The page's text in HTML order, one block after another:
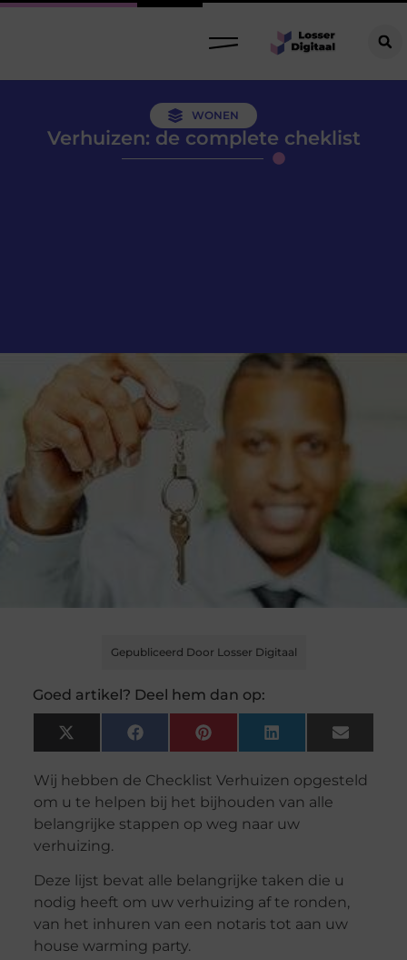
WONEN
Verhuizen: de complete cheklist
Gepubliceerd Door Losser Digitaal
Goed artikel? Deel hem dan op:
X
(Twitter)
FacebookPinterest LinkedIn Email
Wij hebben de Checklist Verhuizen opgesteld
om u te helpen bij het bijhouden van alle
belangrijke stappen op weg naar uw
verhuizing.
Deze lijst bevat alle belangrijke taken die u
nodig heeft om uw verhuizing af te ronden,
van het inhuren van een notaris tot aan uw
house warming party.